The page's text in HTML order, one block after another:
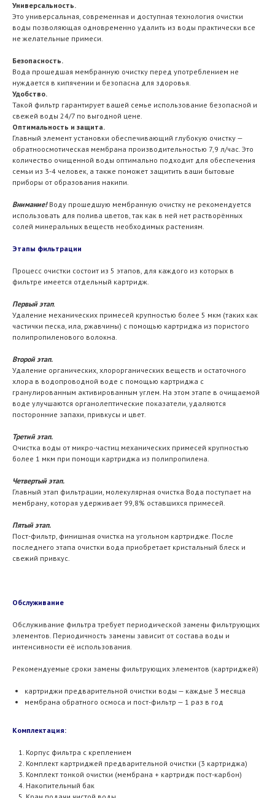
Универсальность.
Это универсальная, современная и доступная технология очистки
воды позволяющая одновременно удалить из воды практически все
не желательные примеси.
Безопасность.
Вода прошедшая мембранную очистку перед употреблением не
нуждается в кипячении и безопасна для здоровья.
Удобство.
Такой фильтр гарантирует вашей семье использование безопасной и
свежей воды 24/7 по выгодной цене.
Оптимальность и защита.
Главный элемент установки обеспечивающий глубокую очистку —
обратноосмотическая мембрана производительностью 7,9 л/час. Это
количество очищенной воды оптимально подходит для обеспечения
семьи из 3-4 человек, а также поможет защитить ваши бытовые
приборы от образования накипи.
Внимание!Воду прошедшую мембранную очистку не рекомендуется
использовать для полива цветов, так как в ней нет растворённых
солей минеральных веществ необходимых растениям.
Этапы фильтрации
Процесс очистки состоит из 5 этапов, для каждого из которых в
фильтре имеется отдельный картридж.
Первый этап.
Удаление механических примесей крупностью более 5 мкм (таких как
частички песка, ила, ржавчины) с помощью картриджа из пористого
полипропиленового волокна.
Второй этап.
Удаление органических, хлорорганических веществ и остаточного
хлора в водопроводной воде с помощью картриджа с
гранулированным активированным углем. На этом этапе в очищаемой
воде улучшаются органолептические показатели, удаляются
посторонние запахи, привкусы и цвет.
Третий этап.
Очистка воды от микро-частиц механических примесей крупностью
более 1 мкм при помощи картриджа из полипропилена.
Четвертый этап.
Главный этап фильтрации, молекулярная очистка Вода поступает на
мембрану, которая удерживает 99,8% оставшихся примесей.
Пятый этап.
Пост-фильтр, финишная очистка на угольном картридже. После
последнего этапа очистки вода приобретает кристальный блеск и
свежий привкус.
Обслуживание
Обслуживание фильтра требует периодической замены фильтрующих
элементов. Периодичность замены зависит от состава воды и
интенсивности её использования.
Рекомендуемые сроки замены фильтрующих элементов (картриджей)
картриджи предварительной очистки воды — каждые 3 месяца
мембрана обратного осмоса и пост-фильтр — 1 раз в год
Комплектация:
Корпус фильтра с креплением
Комплект картриджей предварительной очистки (3 картриджа)
Комплект тонкой очистки (мембрана + картридж пост-карбон)
Накопительный бак